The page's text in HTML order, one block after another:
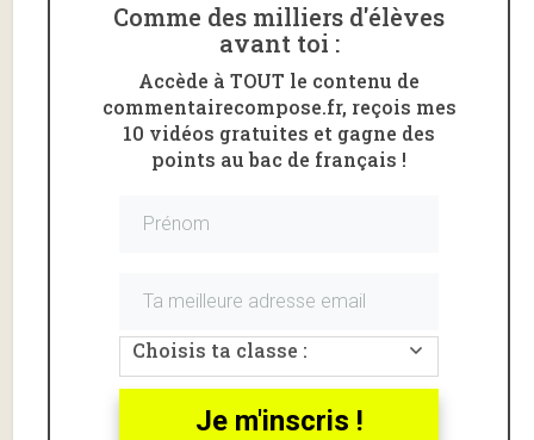
Crédits image : Adonis/Romans de toujours
Comme des milliers d'élèves
avant toi :
Accède à TOUT le contenu de
commentairecompose.fr, reçois mes
10 vidéos gratuites et gagne des
points au bac de français !
Choisis ta classe :
Je m'inscris !